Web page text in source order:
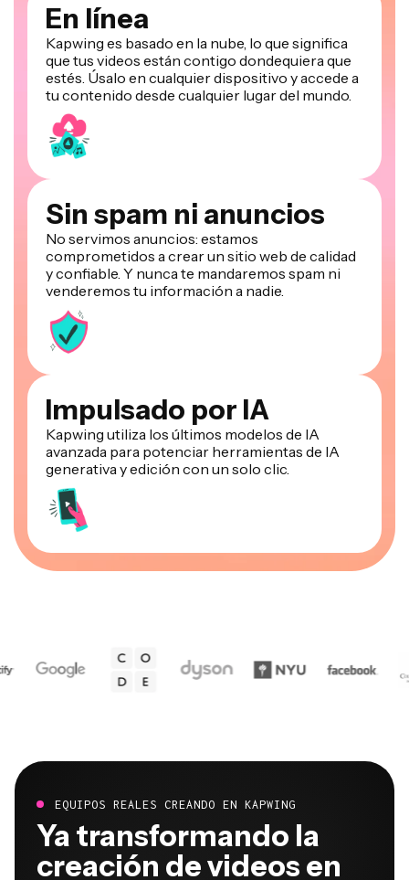
En línea
Kapwing es basado en la nube, lo que significa
que tus videos están contigo dondequiera que
estés. Úsalo en cualquier dispositivo y accede a
tu contenido desde cualquier lugar del mundo.
Sin spam ni anuncios
No servimos anuncios: estamos
comprometidos a crear un sitio web de calidad
y confiable. Y nunca te mandaremos spam ni
venderemos tu información a nadie.
Impulsado por IA
Kapwing utiliza los últimos modelos de IA
avanzada para potenciar herramientas de IA
generativa y edición con un solo clic.
EQUIPOS REALES CREANDO EN KAPWING
Ya transformando la
creación de videos en